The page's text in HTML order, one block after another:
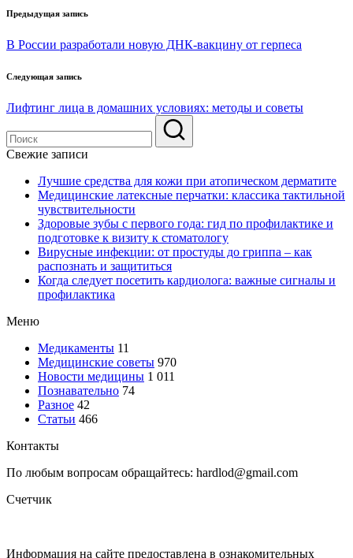
Навигация
по
Предыдущая запись
В России разработали новую ДНК-вакцину от герпеса
Следующая запись
Лифтинг лица в домашних условиях: методы и советы
Свежие записи
Лучшие средства для кожи при атопическом дерматите
Медицинские латексные перчатки: классика тактильной
чувствительности
Здоровые зубы с первого года: гид по профилактике и
подготовке к визиту к стоматологу
Вирусные инфекции: от простуды до гриппа – как
распознать и защититься
Когда следует посетить кардиолога: важные сигналы и
профилактика
Меню
Медикаменты 11
Медицинские советы 970
Новости медицины 1 011
Познавательно 74
Разное 42
Статьи 466
Контакты
По любым вопросам обращайтесь: hardlod@gmail.com
Счетчик
Информация на сайте предоставлена в ознакомительных